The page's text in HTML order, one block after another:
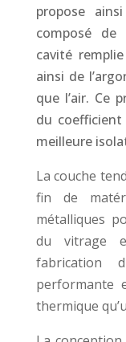
propose
composé de
cavité
ainsi de
que l’air. Ce
du
meilleure
La couche
fin de
métalliques
du vitrage
fabrication
performante
thermique